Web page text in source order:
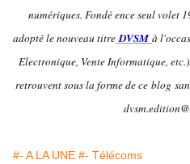
numériques. Fondé ence seul volet
adopté le nouveau titre DVSM à
Electronique, Vente Informatique,
retrouvent sous la forme de ce blog
#- A LA UNE #- Télécoms